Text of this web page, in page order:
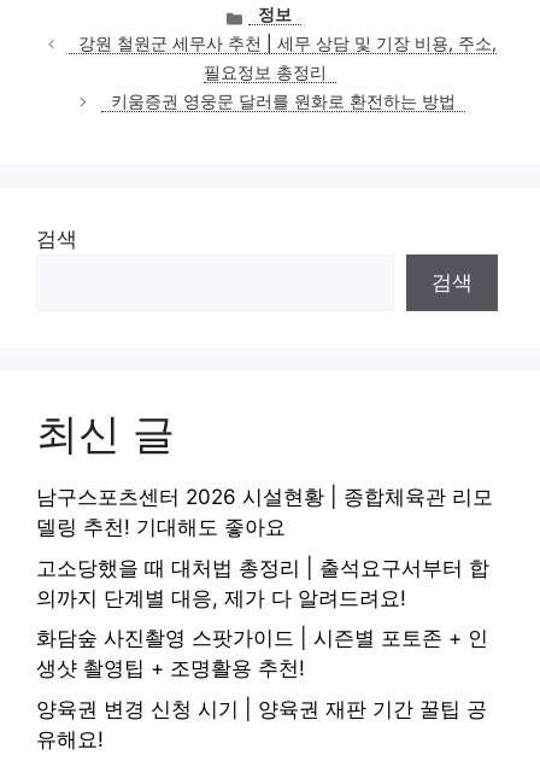
카
테
고
리
정보
강원 철원군 세무사 추천 | 세무 상담 및 기장 비용, 주소,
필요정보 총정리
키움증권 영웅문 달러를 원화로 환전하는 방법
검색
검색
최신 글
남구스포츠센터 2026 시설현황 | 종합체육관 리모
델링 추천! 기대해도 좋아요
고소당했을 때 대처법 총정리 | 출석요구서부터 합
의까지 단계별 대응, 제가 다 알려드려요!
화담숲 사진촬영 스팟가이드 | 시즌별 포토존 + 인
생샷 촬영팁 + 조명활용 추천!
양육권 변경 신청 시기 | 양육권 재판 기간 꿀팁 공
유해요!